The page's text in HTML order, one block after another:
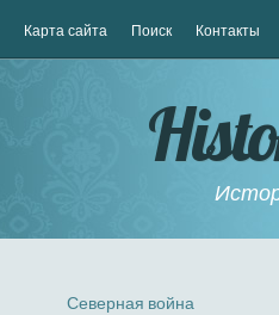
Карта сайта Поиск Контакты
Северная война